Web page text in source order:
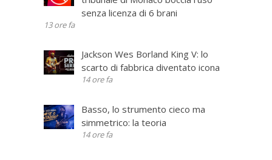
senza licenza di 6 brani
13 ore fa
Jackson Wes Borland King V: lo
scarto di fabbrica diventato icona
14 ore fa
Basso, lo strumento cieco ma
simmetrico: la teoria
14 ore fa